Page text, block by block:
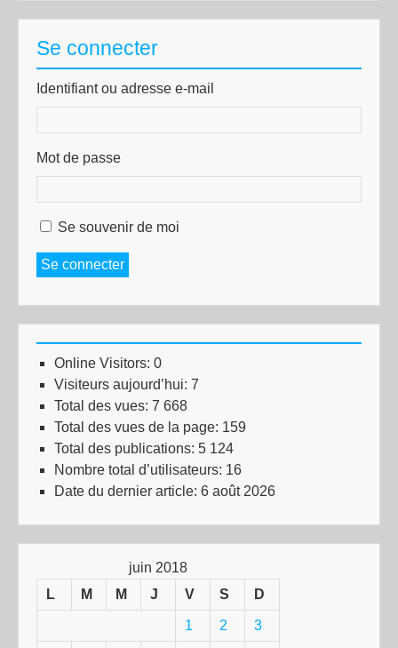
Se connecter
Identifiant ou adresse e-mail
Mot de passe
Se souvenir de moi
Se connecter
Online Visitors: 0
Visiteurs aujourd’hui: 7
Total des vues: 7 668
Total des vues de la page: 159
Total des publications: 5 124
Nombre total d’utilisateurs: 16
Date du dernier article: 6 août 2026
juin 2018
L
M M J V S D
1 2 3